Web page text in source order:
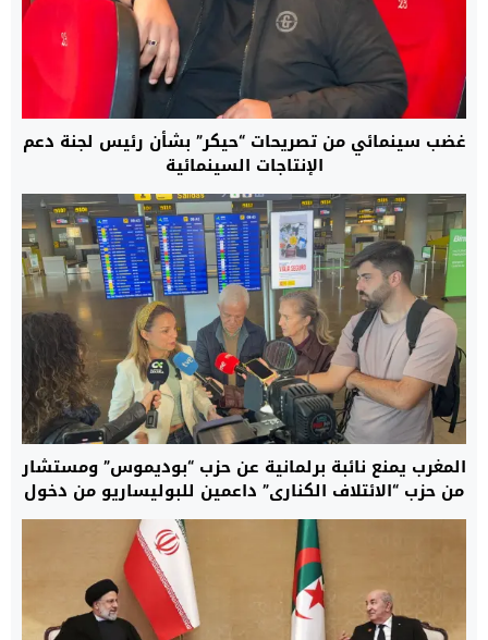
غضب سينمائي من تصريحات “حيكر” بشأن رئيس لجنة دعم
الإنتاجات السينمائية
المغرب يمنع نائبة برلمانية عن حزب “بوديموس” ومستشار
من حزب “الائتلاف الكناري” داعمين للبوليساريو من دخول
العيون.. ومصدر: هؤلاء لا يحترمون القانون